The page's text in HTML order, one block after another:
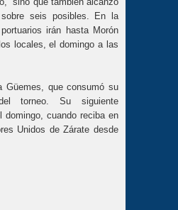
seis posibles. En la
irán hasta Morón
locales, el domingo a las
Güemes, que consumó su
torneo. Su siguiente
domingo, cuando reciba en
Unidos de Zárate desde